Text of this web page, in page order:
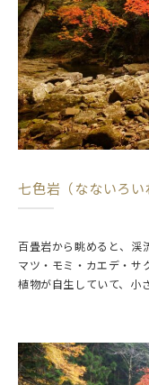
七色岩（なないろい
百畳岩から眺めると、渓
マツ・モミ・カエデ・サ
植物が自生していて、小